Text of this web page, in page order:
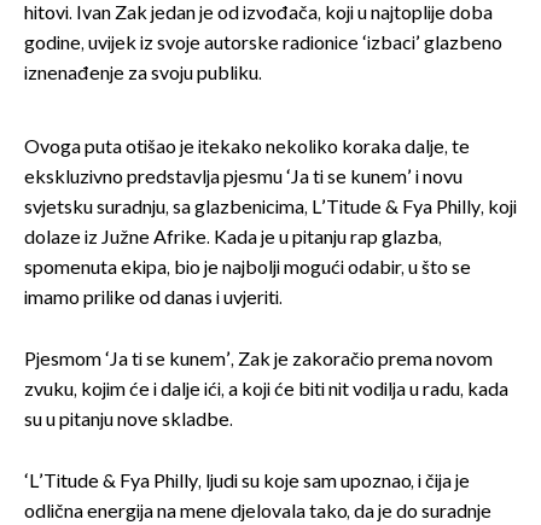
hitovi. Ivan Zak jedan je od izvođača, koji u najtoplije doba
godine, uvijek iz svoje autorske radionice ‘izbaci’ glazbeno
iznenađenje za svoju publiku.
Ovoga puta otišao je itekako nekoliko koraka dalje, te
ekskluzivno predstavlja pjesmu ‘Ja ti se kunem’ i novu
svjetsku suradnju, sa glazbenicima, L’Titude & Fya Philly, koji
dolaze iz Južne Afrike. Kada je u pitanju rap glazba,
spomenuta ekipa, bio je najbolji mogući odabir, u što se
imamo prilike od danas i uvjeriti.
Pjesmom ‘Ja ti se kunem’, Zak je zakoračio prema novom
zvuku, kojim će i dalje ići, a koji će biti nit vodilja u radu, kada
su u pitanju nove skladbe.
‘L’Titude & Fya Philly, ljudi su koje sam upoznao, i čija je
odlična energija na mene djelovala tako, da je do suradnje